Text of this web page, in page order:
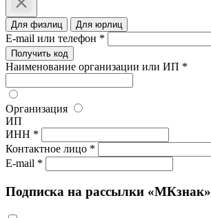
Для физлиц Для юрлиц
E-mail или телефон *
Получить код
Наименование организации или ИП *
Организация
ИП
ИНН *
Контактное лицо *
E-mail *
Подписка на рассылки «МКзнак»